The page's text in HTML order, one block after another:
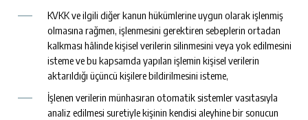
KVKK ve ilgili diğer kanun hükümlerine uygun olarak işlenmiş
olmasına rağmen, işlenmesini gerektiren sebeplerin ortadan
kalkması hâlinde kişisel verilerin silinmesini veya yok edilmesini
isteme ve bu kapsamda yapılan işlemin kişisel verilerin
aktarıldığı üçüncü kişilere bildirilmesini isteme,
İşlenen verilerin münhasıran otomatik sistemler vasıtasıyla
analiz edilmesi suretiyle kişinin kendisi aleyhine bir sonucun